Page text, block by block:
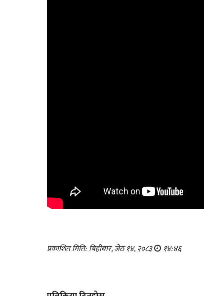
प्रकाशित मिति: बिहीबार, जेठ १४, २०८३ १४:४६